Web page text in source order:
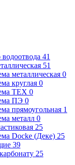
41
51
металлическая 0
круглая 0
ТЕХ 0
ПЭ 0
прямоугольная 1
металл 0
25
Docke (Деке) 25
39
25